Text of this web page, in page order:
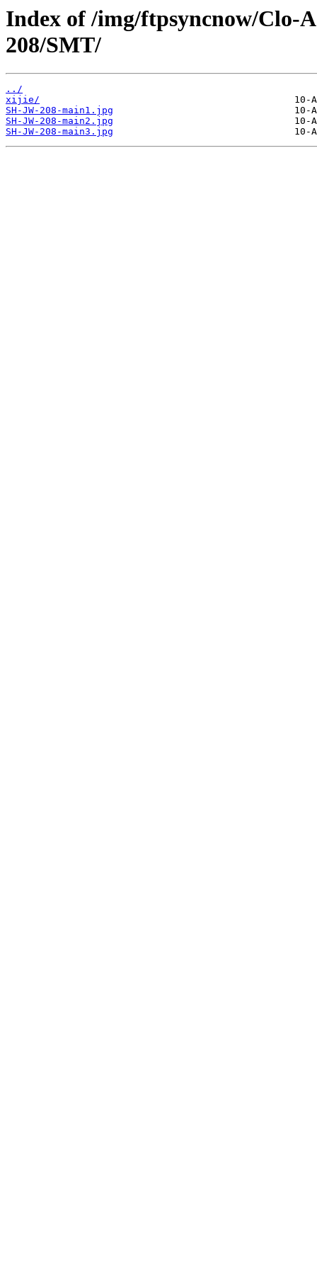
Index of /img/ftpsyncnow/Clo-
208/SMT/
../
xijie/
SH-JW-208-main1.jpg
SH-JW-208-main2.jpg
SH-JW-208-main3.jpg